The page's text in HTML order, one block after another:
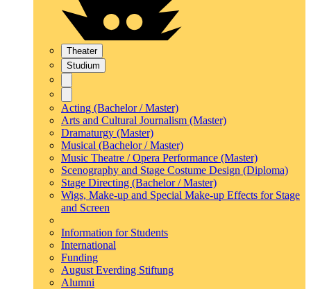
Theater
Studium
Acting (Bachelor / Master)
Arts and Cultural Journalism (Master)
Dramaturgy (Master)
Musical (Bachelor / Master)
Music Theatre / Opera Performance (Master)
Scenography and Stage Costume Design (Diploma)
Stage Directing (Bachelor / Master)
Wigs, Make-up and Special Make-up Effects for Stage
and Screen
Information for Students
International
Funding
August Everding Stiftung
Alumni